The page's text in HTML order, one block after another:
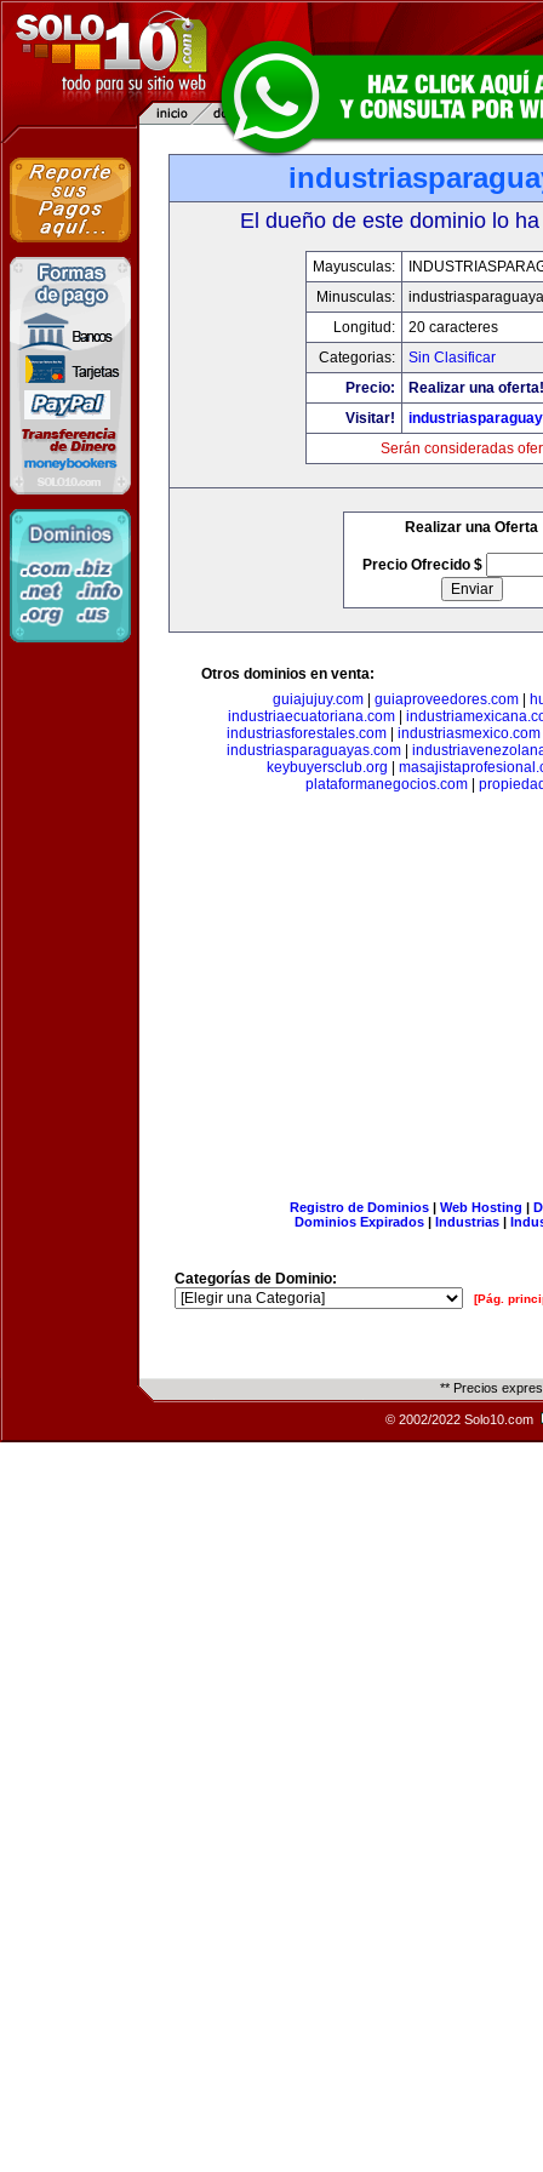
El dueño de este dominio lo
Mayusculas:
Minusculas:
Longitud:
20 caracteres
Categorias:
Sin Clasificar
Precio:
Realizar una oferta!
Visitar!
Serán consideradas
Realizar una Oferta
Precio Ofrecido $
Otros dominios en venta:
guiajujuy.com| guiaproveedores.com|
industriaecuatoriana.com|
industriasforestales.com
industriasmexico.com
industriasparaguayas.com
keybuyersclub.org
plataformanegocios.com
Registro de Dominios| Web Hosting |
Dominios Expirados | Industrias |
Categorías de Dominio:
[Pág.
** Precios
© 2002/2022 Solo10.com